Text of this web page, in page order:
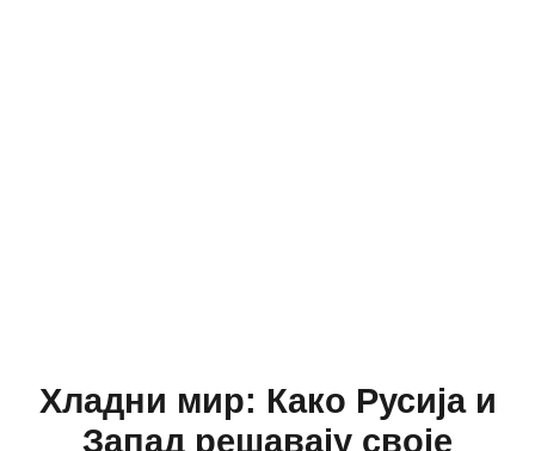
Хладни мир: Како Русија и
Запад решавају своје